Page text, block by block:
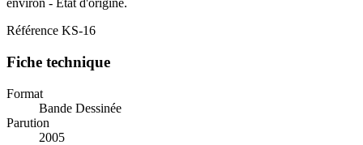
environ - État d'origine.
Référence KS-16
Fiche technique
Format
Bande Dessinée
Parution
2005